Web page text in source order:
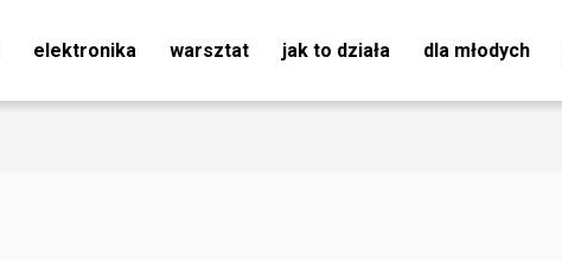
elektronika warsztat jak to działa dla młodych